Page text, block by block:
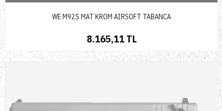
WE M92S MAT KROM AIRSOFT TABANCA
8.165,11 TL